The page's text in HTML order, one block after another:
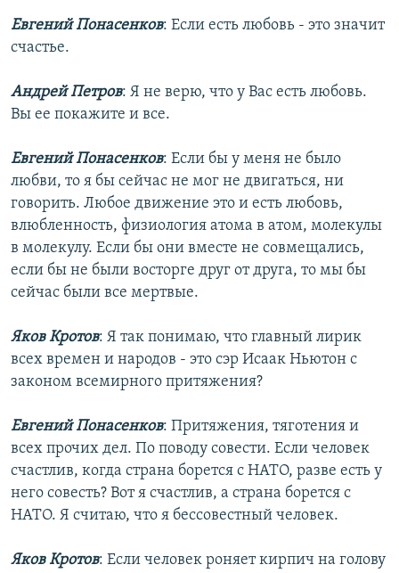
Евгений Понасенков: Если есть любовь - это значит
счастье.
Андрей Петров: Я не верю, что у Вас есть любовь.
Вы ее покажите и все.
Евгений Понасенков: Если бы у меня не было
любви, то я бы сейчас не мог не двигаться, ни
говорить. Любое движение это и есть любовь,
влюбленность, физиология атома в атом, молекулы
в молекулу. Если бы они вместе не совмещались,
если бы не были восторге друг от друга, то мы бы
сейчас были все мертвые.
Яков Кротов: Я так понимаю, что главный лирик
всех времен и народов - это сэр Исаак Ньютон с
законом всемирного притяжения?
Евгений Понасенков: Притяжения, тяготения и
всех прочих дел. По поводу совести. Если человек
счастлив, когда страна борется с НАТО, разве есть у
него совесть? Вот я счастлив, а страна борется с
НАТО. Я считаю, что я бессовестный человек.
Яков Кротов: Если человек роняет кирпич на голову